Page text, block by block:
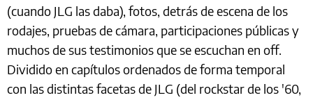
(cuando JLG las daba), fotos, detrás de escena de los
rodajes, pruebas de cámara, participaciones públicas y
muchos de sus testimonios que se escuchan en off.
Dividido en capítulos ordenados de forma temporal
con las distintas facetas de JLG (del rockstar de los '60,